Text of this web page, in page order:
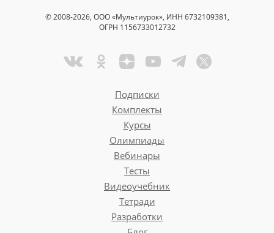
© 2008-2026, ООО «Мультиурок», ИНН 6732109381,
ОГРН 1156733012732
Подписки
Комплекты
Курсы
Олимпиады
Вебинары
Тесты
Видеоучебник
Тетради
Разработки